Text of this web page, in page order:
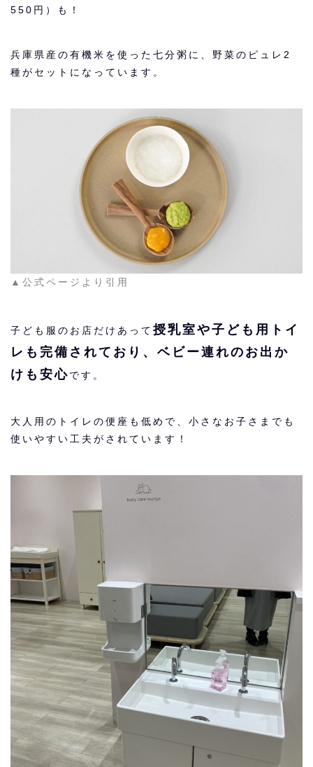
550円）も！
兵庫県産の有機米を使った七分粥に、野菜のピュレ2
種がセットになっています。
▲公式ページより引用
子ども服のお店だけあって 授乳室や子ども用トイ
レも完備されており、ベビー連れのお出か
けも安心です。
大人用のトイレの便座も低めで、小さなお子さまでも
使いやすい工夫がされています！